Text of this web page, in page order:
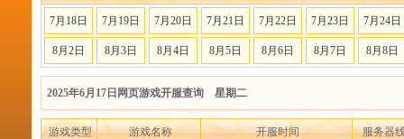
7月18日 7月19日 7月20日 7月21日 7月22日 7月23日 7月24日
8月2日 8月3日 8月4日 8月5日 8月6日 8月7日 8月8日
2025年6月17日网页游戏开服查询 星期二
游戏类型 游戏名称 开服时间 服务器